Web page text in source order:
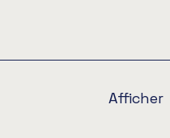
Afficher